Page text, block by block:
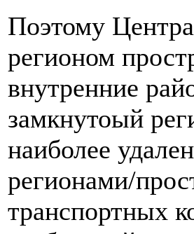
Поэтому
регионом
внутренние
замкнутоый
наиболее
регионами/
транспортных